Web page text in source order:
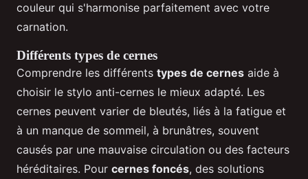
couleur qui s'harmonise parfaitement avec votre
carnation.
Différents types de cernes
Comprendre les différents types de cernes aide à
choisir le stylo anti-cernes le mieux adapté. Les
cernes peuvent varier de bleutés, liés à la fatigue et
à un manque de sommeil, à brunâtres, souvent
causés par une mauvaise circulation ou des facteurs
héréditaires. Pour cernes foncés, des solutions